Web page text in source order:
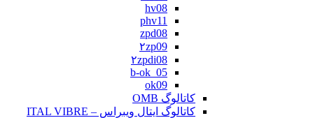
hv08
phv11
zpd08
۲zp09
۲zpdi08
b-ok_05
ok09
کاتالوگ OMB
کاتالوگ ایتال ویبراس – ITAL VIBRE